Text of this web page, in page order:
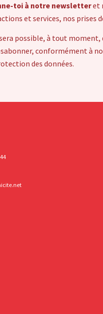
toi à notre newsletteret
et services, nos prises
possible, à tout moment,
conformément à
des données.